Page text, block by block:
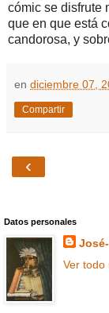
cómic se disfrute
que en que está
candorosa, y
en diciembre 07,
Compartir
‹
Datos personales
Ver todo